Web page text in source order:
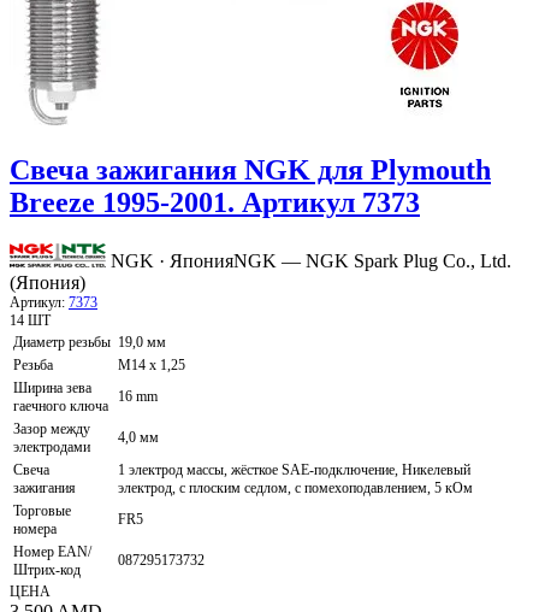
Свеча зажигания NGK для Plymouth
Breeze 1995-2001. Артикул 7373
NGK · ЯпонияNGK — NGK Spark Plug Co., Ltd.
(Япония)
Артикул: 7373
14 ШТ
Диаметр резьбы 19,0 мм
Резьба
M14 x 1,25
Ширина зева
гаечного ключа
16 mm
Зазор между
электродами
4,0 мм
Свеча
зажигания
1 электрод массы, жёсткое SAE-подключение, Никелевый
электрод, с плоским седлом, с помехоподавлением, 5 кОм
Торговые
номера
FR5
Номер EAN/
Штрих-код
087295173732
ЦЕНА